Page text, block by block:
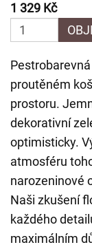
1 329 Kč
proutěném
prostoru.
dekorativní
optimisticky.
atmosféru
narozeninové
Naši zkušení
každého
maximálním